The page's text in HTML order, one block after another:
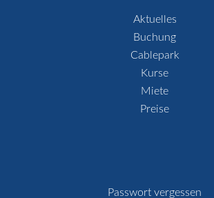
Aktuelles
Buchung
Cablepark
Kurse
Miete
Preise
Passwort vergessen